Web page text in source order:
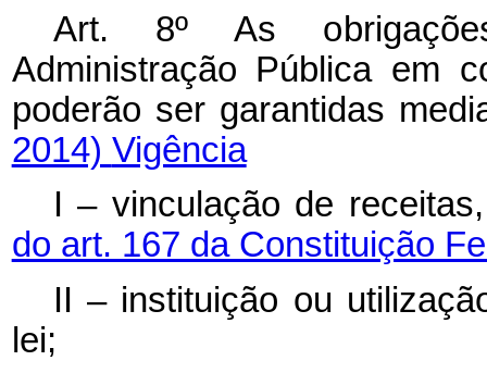
Art. 8º As
Administração Pública em
poderão ser garantidas
2014) Vigência
I – vinculação de
do art. 167 da Constituição
II – instituição ou
lei;